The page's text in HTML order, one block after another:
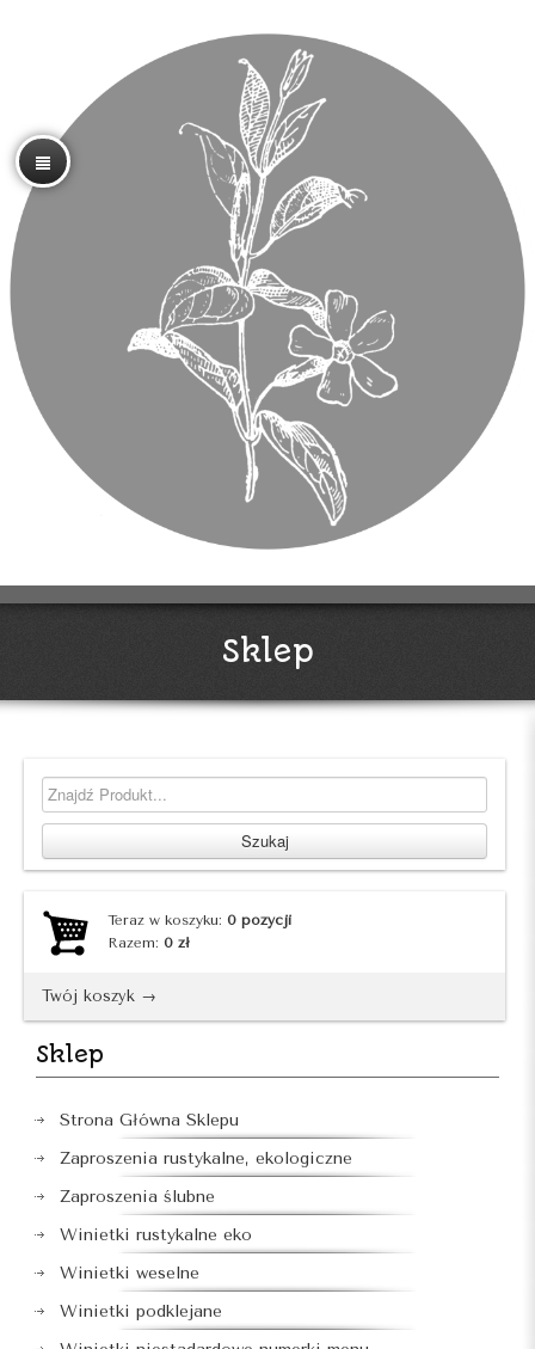
Sklep
Teraz w koszyku: 0 pozycji
Razem: 0 zł
Twój koszyk →
Sklep
Strona Główna Sklepu
Zaproszenia rustykalne, ekologiczne
Zaproszenia ślubne
Winietki rustykalne eko
Winietki weselne
Winietki podklejane